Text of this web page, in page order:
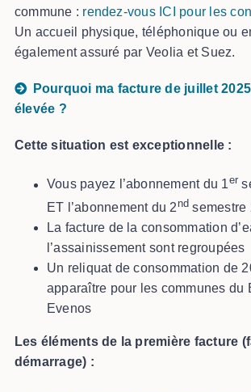
commune : rendez-vous ICI pour les
Un accueil physique, téléphonique ou
également assuré par Veolia et Suez.
Pourquoi ma facture de juillet
élevée ?
Cette situation est exceptionnelle :
Vous payez l’abonnement du 1er
ET l’abonnement du 2nd semestre
La facture de la consommation
l’assainissement sont regroupées
Un reliquat de consommation de
apparaître pour les communes du
Evenos
Les éléments de la première facture
démarrage) :